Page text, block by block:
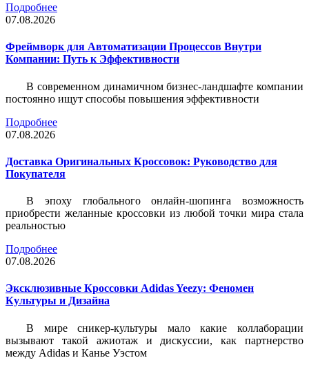
Подробнее
07.08.2026
Фреймворк для Автоматизации Процессов Внутри
Компании: Путь к Эффективности
В современном динамичном бизнес-ландшафте компании
постоянно ищут способы повышения эффективности
Подробнее
07.08.2026
Доставка Оригинальных Кроссовок: Руководство для
Покупателя
В эпоху глобального онлайн-шопинга возможность
приобрести желанные кроссовки из любой точки мира стала
реальностью
Подробнее
07.08.2026
Эксклюзивные Кроссовки Adidas Yeezy: Феномен
Культуры и Дизайна
В мире сникер-культуры мало какие коллаборации
вызывают такой ажиотаж и дискуссии, как партнерство
между Adidas и Канье Уэстом